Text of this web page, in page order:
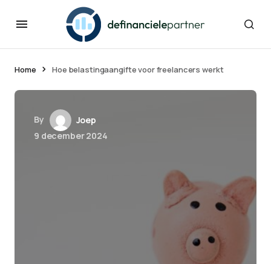
Home Hoe belastingaangifte voor freelancers werkt
By
Joep
9 december 2024